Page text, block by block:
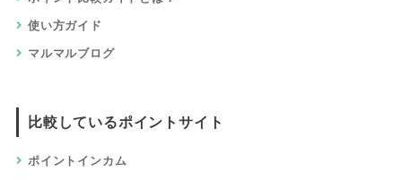
使い方ガイド
マルマルブログ
比較しているポイントサイト
ポイントインカム